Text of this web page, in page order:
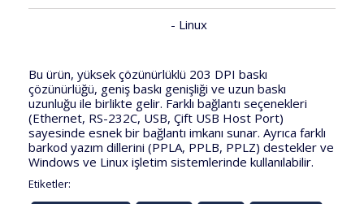
- Linux
Bu ürün, yüksek çözünürlüklü 203 DPI baskı
çözünürlüğü, geniş baskı genişliği ve uzun baskı
uzunluğu ile birlikte gelir. Farklı bağlantı seçenekleri
(Ethernet, RS-232C, USB, Çift USB Host Port)
sayesinde esnek bir bağlantı imkanı sunar. Ayrıca farklı
barkod yazım dillerini (PPLA, PPLB, PPLZ) destekler ve
Windows ve Linux işletim sistemlerinde kullanılabilir.
Etiketler: